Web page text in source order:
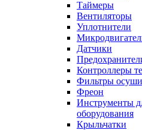
Таймеры
Вентиляторы
Уплотнители
Датчики
Контроллеры
Фильтры
Фреон
Инструменты
оборудования
Крыльчатки